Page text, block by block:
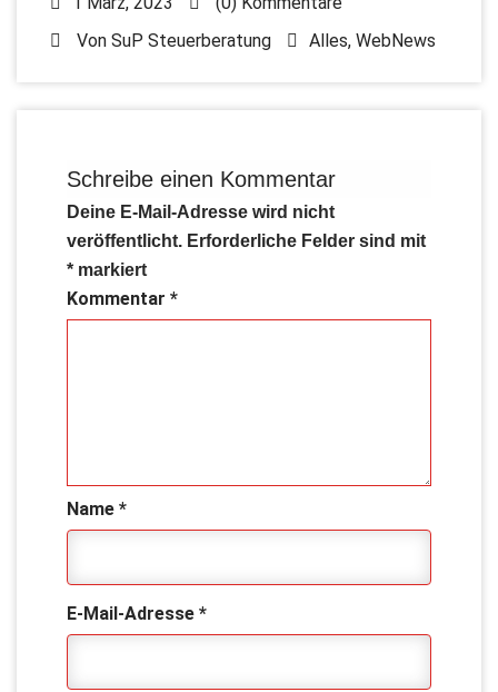
Von SuP Steuerberatung Alles, WebNews
Schreibe einen Kommentar
Deine E-Mail-Adresse wird nicht
veröffentlicht. Erforderliche Felder sind mit
* markiert
Kommentar *
Name *
E-Mail-Adresse *